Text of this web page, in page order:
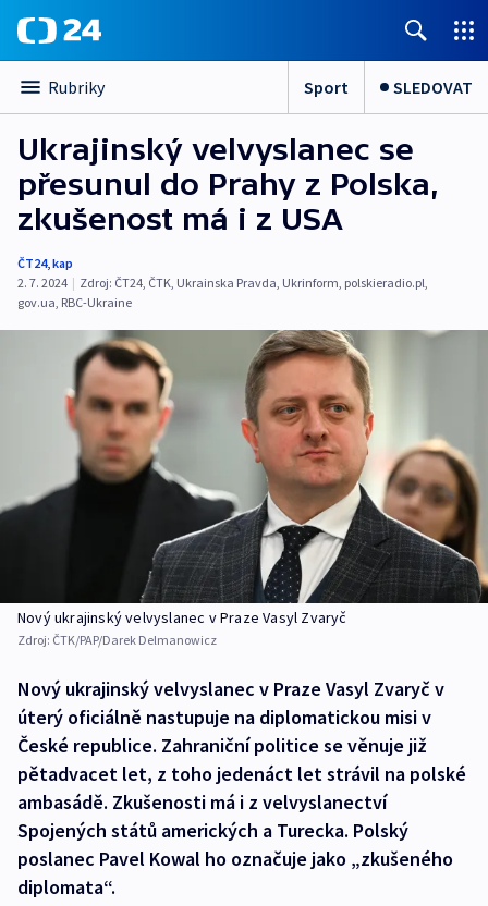
Rubriky Sport SLEDOVAT
Ukrajinský velvyslanec se
přesunul do Prahy z Polska,
zkušenost má i z USA
ČT24,kap
2. 7. 2024 | Zdroj: ČT24, ČTK, Ukrainska Pravda, Ukrinform, polskieradio.pl,
gov.ua, RBC-Ukraine
Nový ukrajinský velvyslanec v Praze Vasyl Zvaryč
Zdroj: ČTK/PAP/Darek Delmanowicz
Nový ukrajinský velvyslanec v Praze Vasyl Zvaryč v
úterý oficiálně nastupuje na diplomatickou misi v
České republice. Zahraniční politice se věnuje již
pětadvacet let, z toho jedenáct let strávil na polské
ambasádě. Zkušenosti má i z velvyslanectví
Spojených států amerických a Turecka. Polský
poslanec Pavel Kowal ho označuje jako „zkušeného
diplomata“.